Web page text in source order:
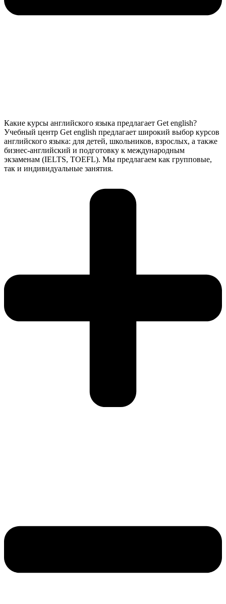
Какие курсы английского языка предлагает Get english?
Учебный центр Get english предлагает широкий выбор курсов
английского языка: для детей, школьников, взрослых, а также
бизнес-английский и подготовку к международным
экзаменам (IELTS, TOEFL). Мы предлагаем как групповые,
так и индивидуальные занятия.